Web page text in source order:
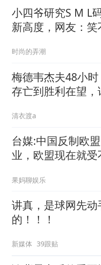
小四爷研究S M L
新高度，网友：笑
时尚的弄潮
梅德韦杰夫48小
存亡到胜利在望，
清衣渡a
台媒:中国反制欧
业，欧盟现在就受
果妈聊娱乐
讲真，是球网先动
的！！！
新媒体 39跟贴